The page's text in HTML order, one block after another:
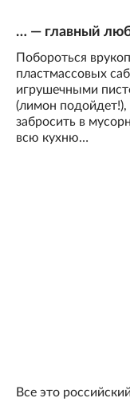
… — главный
Побороться
пластмассовых
игрушечными
(лимон подойдет!),
забросить в
всю кухню…
Все это